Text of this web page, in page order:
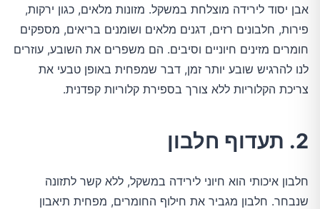
אבן יסוד לירידה מוצלחת במשקל. מזונות מלאים, כגון ירקות,
פירות, חלבונים רזים, דגנים מלאים ושומנים בריאים, מספקים
חומרים מזינים חיוניים וסיבים. הם משפרים את השובע, עוזרים
לנו להרגיש שובע יותר זמן, דבר שמפחית באופן טבעי את
צריכת הקלוריות ללא צורך בספירת קלוריות קפדנית.
2. תעדוף חלבון
חלבון איכותי הוא חיוני לירידה במשקל, ללא קשר לתזונה
שנבחר. חלבון מגביר את חילוף החומרים, מפחית תיאבון